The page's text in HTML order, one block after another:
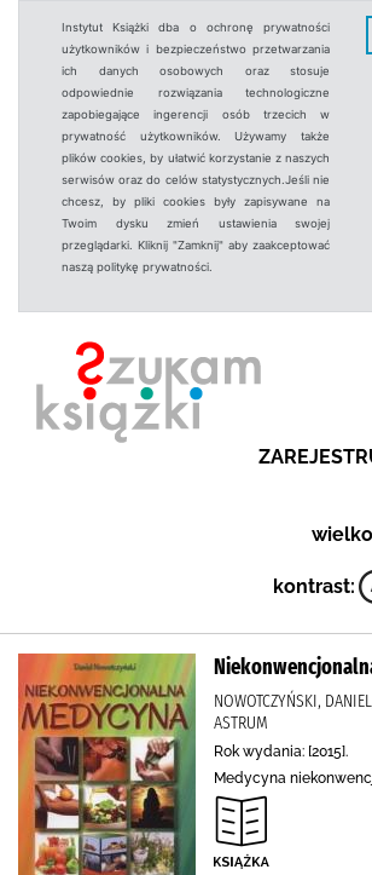
Instytut Książki dba o ochronę prywatności
użytkowników i bezpieczeństwo przetwarzania
ich danych osobowych oraz stosuje
odpowiednie rozwiązania technologiczne
zapobiegające ingerencji osób trzecich w
prywatność użytkowników. Używamy także
plików cookies, by ułatwić korzystanie z naszych
serwisów oraz do celów statystycznych.Jeśli nie
chcesz, by pliki cookies były zapisywane na
Twoim dysku zmień ustawienia swojej
przeglądarki. Kliknij "Zamknij" aby zaakceptować
naszą politykę prywatności.
kontrast:
NOWOTCZYŃSKI,
ASTRUM
Rok wydania: [2015].
Medycyna